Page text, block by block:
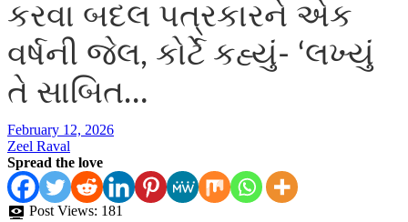
કરવા બદલ પત્રકારને એક
વર્ષની જેલ, કોર્ટે કહ્યું- ‘લખ્યું
તે સાબિત…
February 12, 2026
Zeel Raval
Spread the love
Post Views: 181